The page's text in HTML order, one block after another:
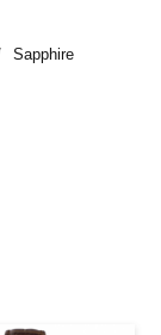
Sapphire